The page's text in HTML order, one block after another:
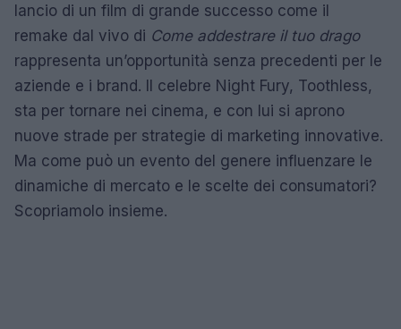
lancio di un film di grande successo come il
remake dal vivo di Come addestrare il tuo drago
rappresenta un’opportunità senza precedenti per le
aziende e i brand. Il celebre Night Fury, Toothless,
sta per tornare nei cinema, e con lui si aprono
nuove strade per strategie di marketing innovative.
Ma come può un evento del genere influenzare le
dinamiche di mercato e le scelte dei consumatori?
Scopriamolo insieme.